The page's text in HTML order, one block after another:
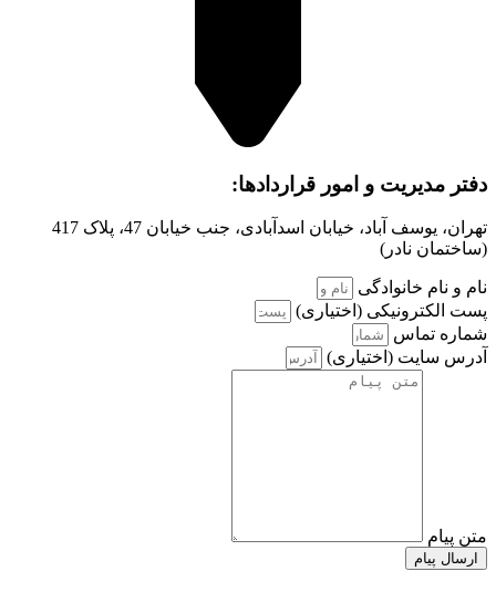
دفتر مدیریت و امور قراردادها:
تهران، یوسف آباد، خیابان اسدآبادی، جنب خیابان 47، پلاک 417
(ساختمان نادر)
نام و نام خانوادگی
پست الکترونیکی (اختیاری)
شماره تماس
آدرس سایت (اختیاری)
متن پیام
ارسال پیام